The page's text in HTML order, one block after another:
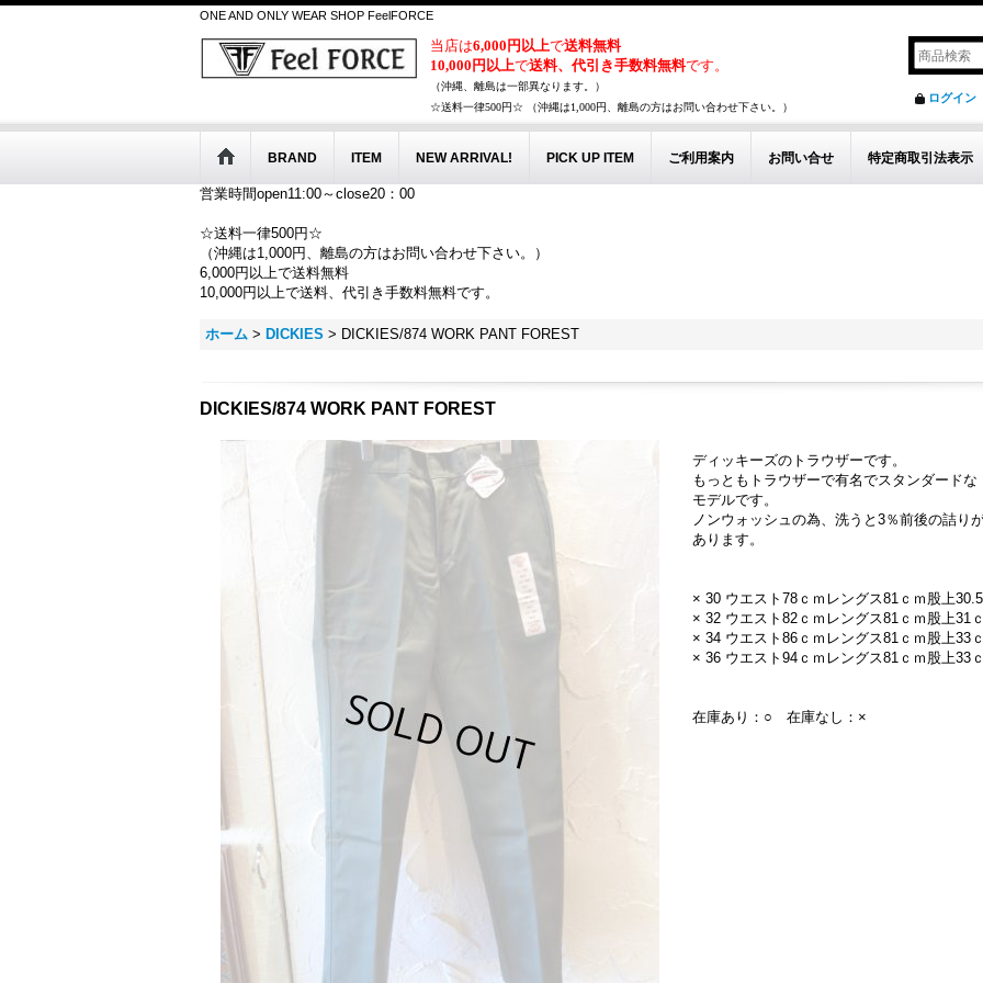
ONE AND ONLY WEAR SHOP FeelFORCE
当店は6,000円以上で送料無料
10,000円以上で送料、代引き手数料無料です。
（沖縄、離島は一部異なります。）
☆送料一律500円☆ （沖縄は1,000円、離島の方はお問い合わせ下さい。）
ログイン
BRAND ITEM NEW ARRIVAL! PICK UP ITEM ご利用案内 お問い合せ 特定商取引法表示
営業時間open11:00～close20：00
☆送料一律500円☆
（沖縄は1,000円、離島の方はお問い合わせ下さい。）
6,000円以上で送料無料
10,000円以上で送料、代引き手数料無料です。
ホーム > DICKIES > DICKIES/874 WORK PANT FOREST
DICKIES/874 WORK PANT FOREST
ディッキーズのトラウザーです。
もっともトラウザーで有名でスタンダードな
モデルです。
ノンウォッシュの為、洗うと3％前後の詰り
あります。
× 30 ウエスト78ｃｍレングス81ｃｍ股上
× 32 ウエスト82ｃｍレングス81ｃｍ股上31
× 34 ウエスト86ｃｍレングス81ｃｍ股上33
× 36 ウエスト94ｃｍレングス81ｃｍ股上33
在庫あり：○ 在庫なし：×